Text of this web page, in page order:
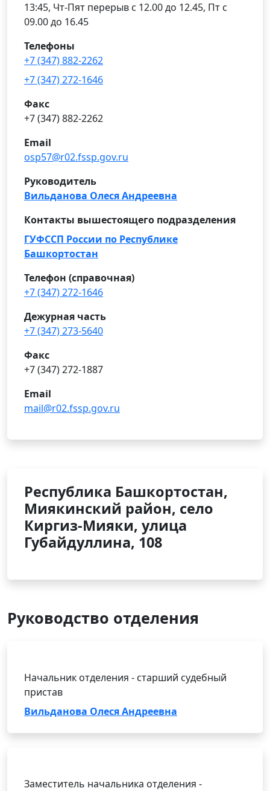
13:45, Чт-Пят перерыв с 12.00 до 12.45, Пт с
09.00 до 16.45
Телефоны
+7 (347) 882-2262
+7 (347) 272-1646
Факс
+7 (347) 882-2262
Email
osp57@r02.fssp.gov.ru
Руководитель
Вильданова Олеся Андреевна
Контакты вышестоящего подразделения
ГУФССП России по Республике
Башкортостан
Телефон (справочная)
+7 (347) 272-1646
Дежурная часть
+7 (347) 273-5640
Факс
+7 (347) 272-1887
Email
mail@r02.fssp.gov.ru
Республика Башкортостан,
Миякинский район, село
Киргиз-Мияки, улица
Губайдуллина, 108
Руководство отделения
Начальник отделения - старший судебный
пристав
Вильданова Олеся Андреевна
Заместитель начальника отделения -